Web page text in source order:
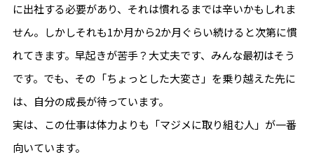
に出社する必要があり、それは慣れるまでは辛いかもしれま
せん。しかしそれも1か月から2か月ぐらい続けると次第に慣
れてきます。早起きが苦手？大丈夫です、みんな最初はそう
です。でも、その「ちょっとした大変さ」を乗り越えた先に
は、自分の成長が待っています。
実は、この仕事は体力よりも「マジメに取り組む人」が一番
向いています。